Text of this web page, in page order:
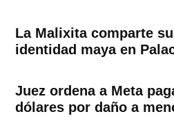
La Malixita comparte
identidad maya en
Juez ordena a Meta
dólares por daño a